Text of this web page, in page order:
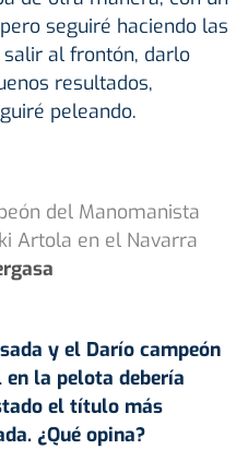
seguiré haciendo las
al frontón, darlo
resultados,
peleando.
del Manomanista
Artola en el Navarra
y el Darío campeón
la pelota debería
el título más
¿Qué opina?